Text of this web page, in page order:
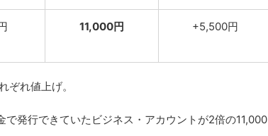
11,000円 +5,500円
れ値上げ。
発行できていたビジネス・アカウントが2倍の11,000